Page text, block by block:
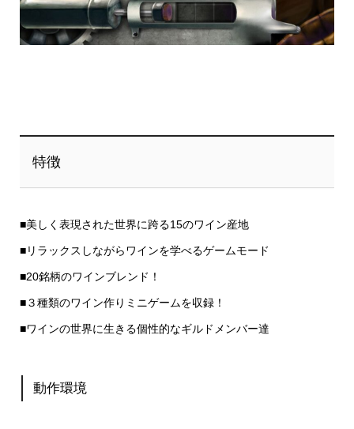
特徴
■美しく表現された世界に跨る15のワイン産地
■リラックスしながらワインを学べるゲームモード
■20銘柄のワインブレンド！
■３種類のワイン作りミニゲームを収録！
■ワインの世界に生きる個性的なギルドメンバー達
動作環境